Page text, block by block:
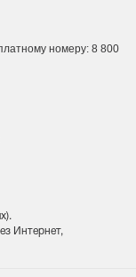
).
Интернет,
номеру: 8 800